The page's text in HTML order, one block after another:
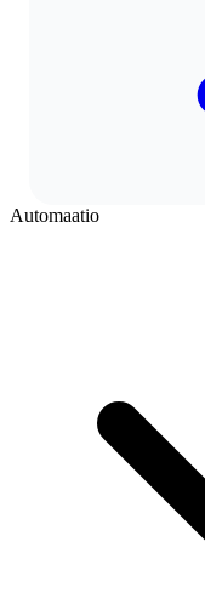
Automaatio